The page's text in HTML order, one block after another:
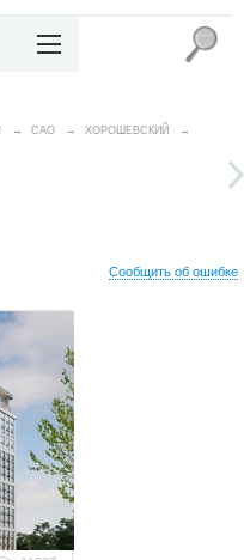
→ САО → ХОРОШЕВСКИЙ
→
Сообщить об ошибке